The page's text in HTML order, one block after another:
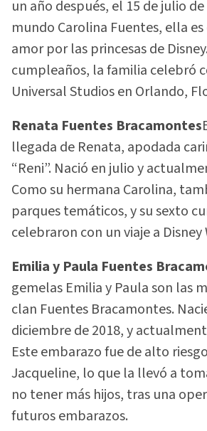
un año después, el 15 de julio
mundo Carolina Fuentes, ella
amor por las princesas de
cumpleaños, la familia celebró
Universal Studios en Orlando,
Renata Fuentes Bracamontes
llegada de Renata, apodada
“Reni”. Nació en julio y
Como su hermana Carolina,
parques temáticos, y su sexto
celebraron con un viaje a Disney
Emilia y Paula Fuentes
gemelas Emilia y Paula son las
clan Fuentes Bracamontes.
diciembre de 2018, y
Este embarazo fue de alto
Jacqueline, lo que la llevó a
no tener más hijos, tras una
futuros embarazos.